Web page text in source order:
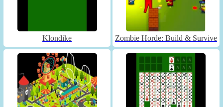
Klondike Zombie Horde: Build & Survive